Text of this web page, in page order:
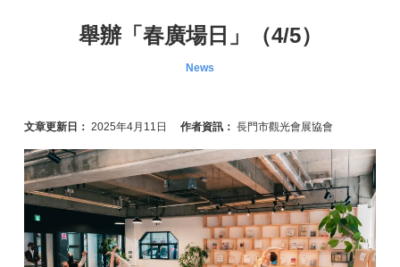
舉辦「春廣場日」（4/5）
News
文章更新日： 2025年4月11日 作者資訊： 長門市觀光會展協會